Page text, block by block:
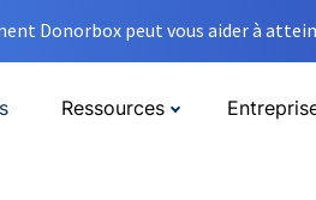
Donorbox peut vous aider à
Ressources